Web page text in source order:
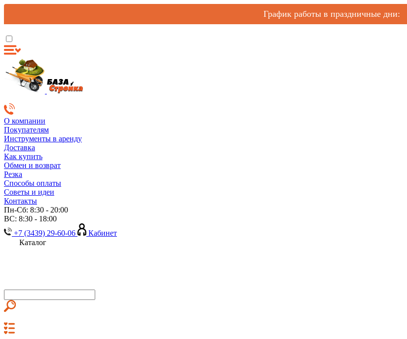
График работы в праздничные дни:
О компании
Покупателям
Инструменты в аренду
Доставка
Как купить
Обмен и возврат
Резка
Способы оплаты
Советы и идеи
Контакты
Пн-Сб: 8:30 - 20:00
ВС: 8:30 - 18:00
+7 (3439) 29-60-06
Кабинет
Каталог